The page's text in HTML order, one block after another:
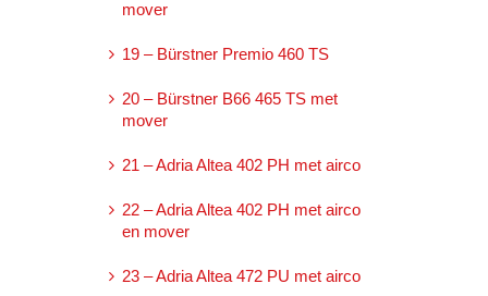
mover
19 – Bürstner Premio 460 TS
20 – Bürstner B66 465 TS met
mover
21 – Adria Altea 402 PH met airco
22 – Adria Altea 402 PH met airco
en mover
23 – Adria Altea 472 PU met airco